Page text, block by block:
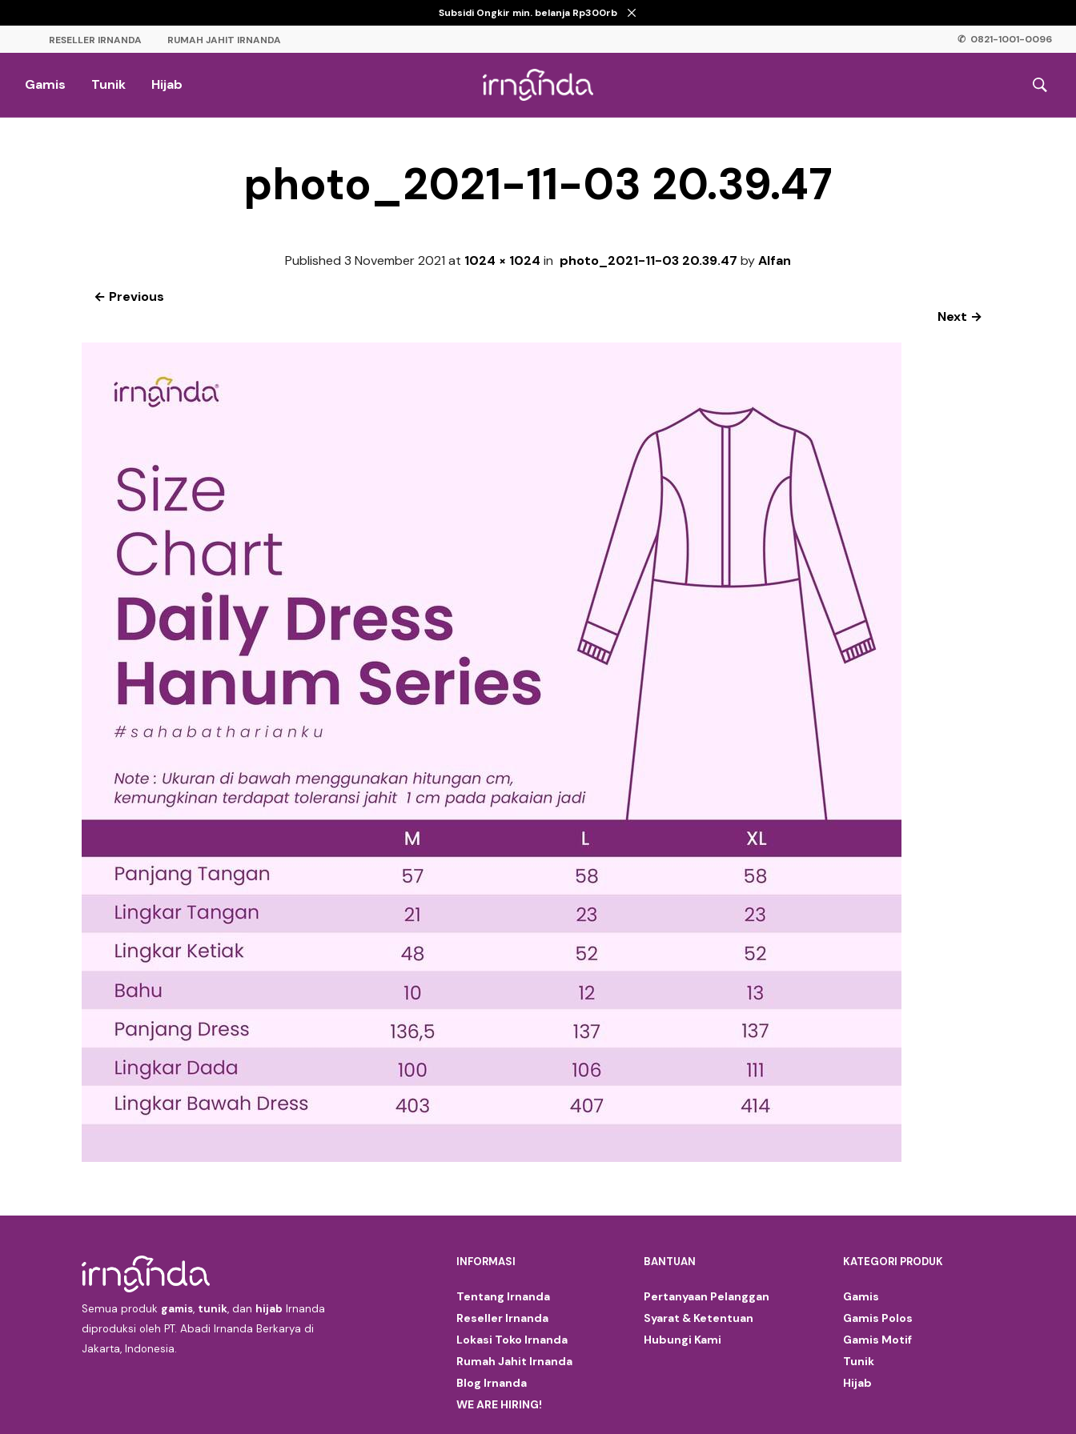
Subsidi Ongkir min. belanja Rp300rb
✆ 0821-1001-0096
RESELLER IRNANDA RUMAH JAHIT IRNANDA
Gamis Tunik Hijab
photo_2021-11-03 20.39.47
Published 3 November 2021 at 1024 × 1024 in photo_2021-11-03 20.39.47 byAlfan
← Previous
Next →
Semua produk gamis, tunik, dan hijab Irnanda
diproduksi oleh PT. Abadi Irnanda Berkarya di
Jakarta, Indonesia.
INFORMASI
Tentang Irnanda
Reseller Irnanda
Lokasi Toko Irnanda
Rumah Jahit Irnanda
Blog Irnanda
WE ARE HIRING!
BANTUAN
Pertanyaan Pelanggan
Syarat & Ketentuan
Hubungi Kami
KATEGORI PRODUK
Gamis
Gamis Polos
Gamis Motif
Tunik
Hijab